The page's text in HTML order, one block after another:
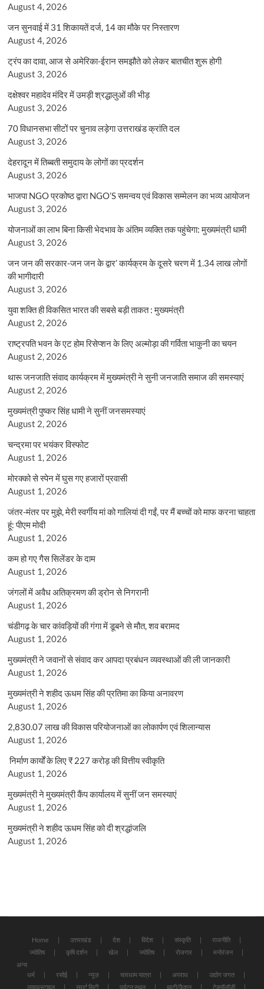
August 4, 2026
जन सुनवाई में 31 शिकायतें दर्ज, 14 का मौके पर निस्तारण
August 4, 2026
ट्रंप का दावा, आज से अमेरिका-ईरान समझौते को लेकर बातचीत शुरू होगी
August 3, 2026
दक्षेश्वर महादेव मंदिर में उमड़ी श्रद्धालुओं की भीड़
August 3, 2026
70 विधानसभा सीटों पर चुनाव लड़ेगा उत्तराखंड क्रांति दल
August 3, 2026
देहरादून में तिब्बती समुदाय के लोगों का प्रदर्शन
August 3, 2026
भाजपा NGO प्रकोष्ठ द्वारा NGO’S समन्वय एवं विकास सम्मेलन का भव्य आयोजन
August 3, 2026
योजनाओं का लाभ बिना किसी भेदभाव के अंतिम व्यक्ति तक पहुंचेगा: मुख्यमंत्री धामी
August 3, 2026
जन जन की सरकार-जन जन के द्वार’ कार्यक्रम के दूसरे चरण में 1.34 लाख लोगों
की भागीदारी
August 3, 2026
युवा शक्ति ही विकसित भारत की सबसे बड़ी ताकत : मुख्यमंत्री
August 2, 2026
राष्ट्रपति भवन के एट होम रिसेप्शन के लिए अल्मोड़ा की गर्विता भाकुनी का चयन
August 2, 2026
थारू जनजाति संवाद कार्यक्रम में मुख्यमंत्री ने सुनी जनजाति समाज की समस्याएं
August 2, 2026
मुख्यमंत्री पुष्कर सिंह धामी ने सुनीं जनसमस्याएं
August 2, 2026
चन्द्रमा पर भयंकर विस्फोट
August 1, 2026
मोरक्को से स्पेन में घुस गए हजारों प्रवासी
August 1, 2026
जंतर-मंतर पर मुझे, मेरी स्वर्गीय मां को गालियां दी गईं, पर मैं बच्चों को माफ करना चाहता
हूं: पीएम मोदी
August 1, 2026
कम हो गए गैस सिलेंडर के दाम
August 1, 2026
जंगलों में अवैध अतिक्रमण की ड्रोन से निगरानी
August 1, 2026
चंडीगढ़ के चार कांवड़ियों की गंगा में डूबने से मौत, शव बरामद
August 1, 2026
मुख्यमंत्री ने जवानों से संवाद कर आपदा प्रबंधन व्यवस्थाओं की ली जानकारी
August 1, 2026
मुख्यमंत्री ने शहीद ऊधम सिंह की प्रतिमा का किया अनावरण
August 1, 2026
2,830.07 लाख की विकास परियोजनाओं का लोकार्पण एवं शिलान्यास
August 1, 2026
निर्माण कार्यों के लिए ₹ 227 करोड़ की वित्तीय स्वीकृति
August 1, 2026
मुख्यमंत्री ने मुख्यमंत्री कैंप कार्यालय में सुनीं जन समस्याएं
August 1, 2026
मुख्यमंत्री ने शहीद ऊधम सिंह को दी श्रद्धांजलि
August 1, 2026
Home उत्तराखंड देश विदेश संस्कृति
राजनीति
ज्योतिष
कृषि दर्शन खेल ज्योतिष रोजगार
मनोरंजन
अन्य
धर्म
रसोई न्यूज़ चारधाम यात्रा अपराध
उद्योग जगत
लाइफस्टाइल
स्मार्ट सिटी पर्यटन स्थल ब्यूटी/फैशन टेक्नॉलॉजी